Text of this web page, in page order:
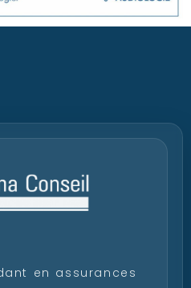
en assurances